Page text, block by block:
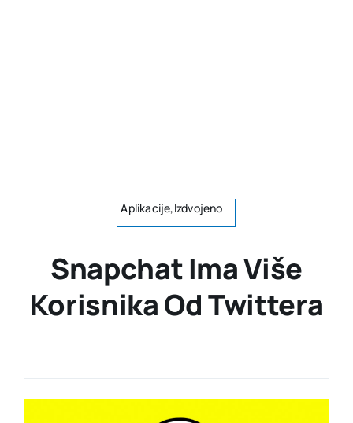
Aplikacije,Izdvojeno
Snapchat Ima Više
Korisnika Od Twittera